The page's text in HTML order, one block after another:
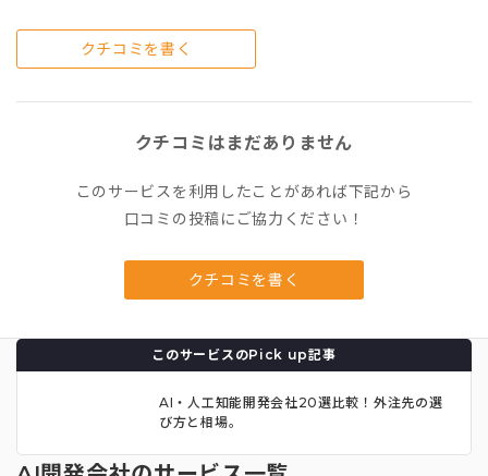
クチコミを書く
クチコミはまだありません
このサービスを利用したことがあれば下記から
口コミの投稿にご協力ください！
クチコミを書く
このサービスのPick up記事
AI・人工知能開発会社20選比較！外注先の選
び方と相場。